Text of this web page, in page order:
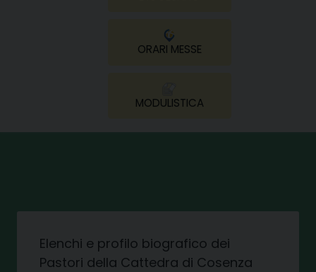
ORARI MESSE
MODULISTICA
Elenchi e profilo biografico dei
Pastori della Cattedra di Cosenza